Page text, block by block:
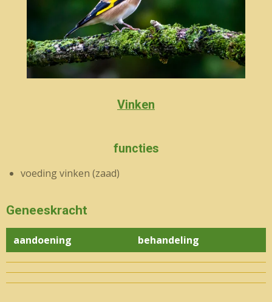
Vinken
functies
voeding vinken (zaad)
Geneeskracht
aandoening behandeling